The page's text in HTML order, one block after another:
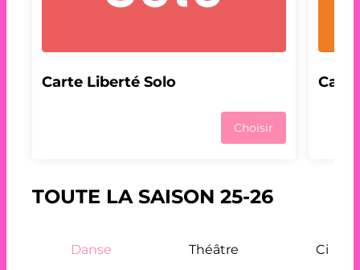
Carte Liberté Solo
Choisir
TOUTE LA SAISON 25-26
Danse Théâtre